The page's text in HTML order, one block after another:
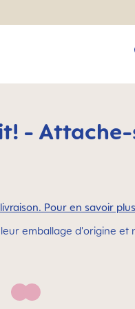
-
Pour en savoir
emballage d'origine et
Pink